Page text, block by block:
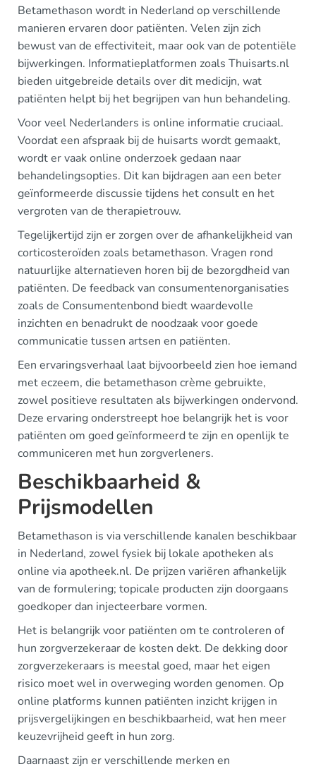
Betamethason wordt in Nederland op verschillende
manieren ervaren door patiënten. Velen zijn zich
bewust van de effectiviteit, maar ook van de potentiële
bijwerkingen. Informatieplatformen zoals Thuisarts.nl
bieden uitgebreide details over dit medicijn, wat
patiënten helpt bij het begrijpen van hun behandeling.
Voor veel Nederlanders is online informatie cruciaal.
Voordat een afspraak bij de huisarts wordt gemaakt,
wordt er vaak online onderzoek gedaan naar
behandelingsopties. Dit kan bijdragen aan een beter
geïnformeerde discussie tijdens het consult en het
vergroten van de therapietrouw.
Tegelijkertijd zijn er zorgen over de afhankelijkheid van
corticosteroïden zoals betamethason. Vragen rond
natuurlijke alternatieven horen bij de bezorgdheid van
patiënten. De feedback van consumentenorganisaties
zoals de Consumentenbond biedt waardevolle
inzichten en benadrukt de noodzaak voor goede
communicatie tussen artsen en patiënten.
Een ervaringsverhaal laat bijvoorbeeld zien hoe iemand
met eczeem, die betamethason crème gebruikte,
zowel positieve resultaten als bijwerkingen ondervond.
Deze ervaring onderstreept hoe belangrijk het is voor
patiënten om goed geïnformeerd te zijn en openlijk te
communiceren met hun zorgverleners.
Beschikbaarheid &
Prijsmodellen
Betamethason is via verschillende kanalen beschikbaar
in Nederland, zowel fysiek bij lokale apotheken als
online via apotheek.nl. De prijzen variëren afhankelijk
van de formulering; topicale producten zijn doorgaans
goedkoper dan injecteerbare vormen.
Het is belangrijk voor patiënten om te controleren of
hun zorgverzekeraar de kosten dekt. De dekking door
zorgverzekeraars is meestal goed, maar het eigen
risico moet wel in overweging worden genomen. Op
online platforms kunnen patiënten inzicht krijgen in
prijsvergelijkingen en beschikbaarheid, wat hen meer
keuzevrijheid geeft in hun zorg.
Daarnaast zijn er verschillende merken en